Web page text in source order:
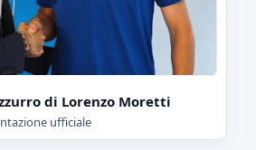
di Lorenzo Moretti
ufficiale